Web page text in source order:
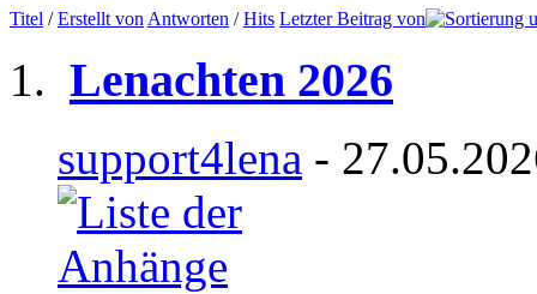
Titel /Erstellt von Antworten /Hits Letzter Beitrag von
Lenachten 2026
support4lena -